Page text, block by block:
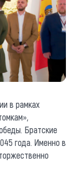
в рамках
Братские
года. Именно в